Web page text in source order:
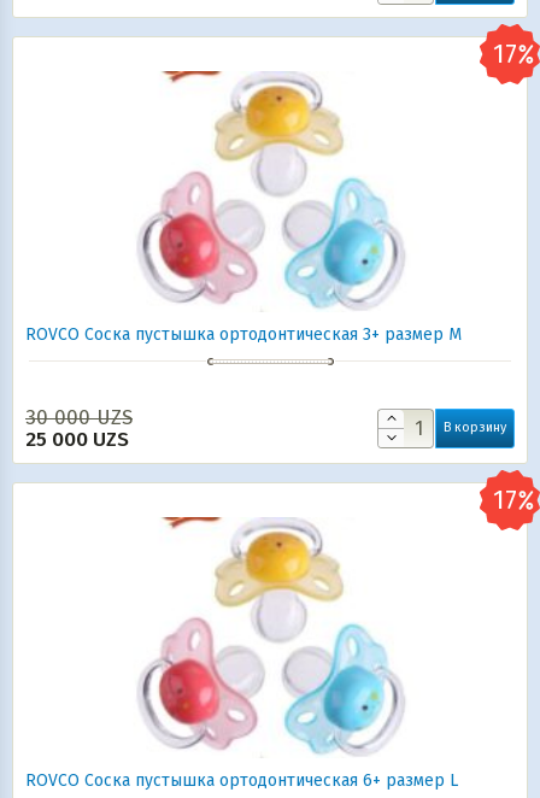
ROVCO Соска пустышка ортодонтическая 3+ размер M
30 000UZS
25 000 UZS В корзину
ROVCO Соска пустышка ортодонтическая 6+ размер L